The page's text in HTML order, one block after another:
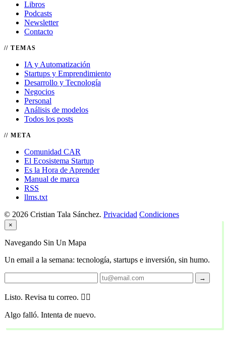
Libros
Podcasts
Newsletter
Contacto
TEMAS
IA y Automatización
Startups y Emprendimiento
Desarrollo y Tecnología
Negocios
Personal
Análisis de modelos
Todos los posts
META
Comunidad CAR
El Ecosistema Startup
Es la Hora de Aprender
Manual de marca
RSS
llms.txt
© 2026 Cristian Tala Sánchez. Privacidad Condiciones
×
Navegando Sin Un Mapa
Un email a la semana: tecnología, startups e inversión, sin humo.
→
Listo. Revisa tu correo. 🏴‍☠️
Algo falló. Intenta de nuevo.